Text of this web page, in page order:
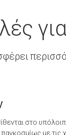
στο
με τις